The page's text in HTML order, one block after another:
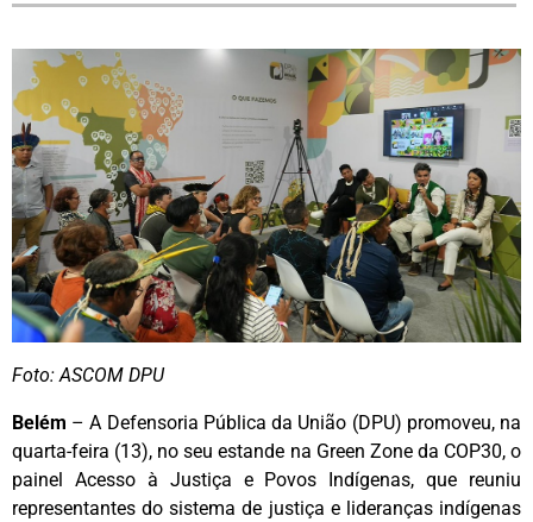
Foto: ASCOM DPU
Belém – A Defensoria Pública da União (DPU) promoveu, na
quarta-feira (13), no seu estande na Green Zone da COP30, o
painel Acesso à Justiça e Povos Indígenas, que reuniu
representantes do sistema de justiça e lideranças indígenas